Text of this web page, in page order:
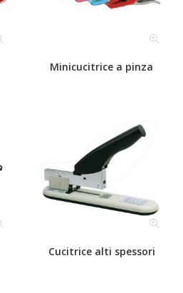
Minicucitrice a pinza
Cucitrice alti spessori